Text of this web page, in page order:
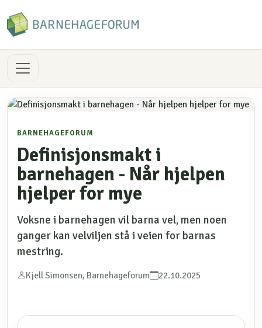
BARNEHAGEFORUM
Definisjonsmakt i
barnehagen - Når hjelpen
hjelper for mye
Voksne i barnehagen vil barna vel, men noen
ganger kan velviljen stå i veien for barnas
mestring.
Kjell Simonsen, Barnehageforum 22.10.2025